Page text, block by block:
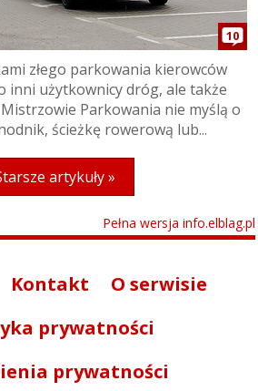
10
złego parkowania kierowców
inni użytkownicy dróg, ale także
Parkowania nie myślą o
ścieżkę rowerową lub...
artykuły »
Pełna wersja info.elblag.pl
Kontakt
O serwisie
prywatności
prywatności